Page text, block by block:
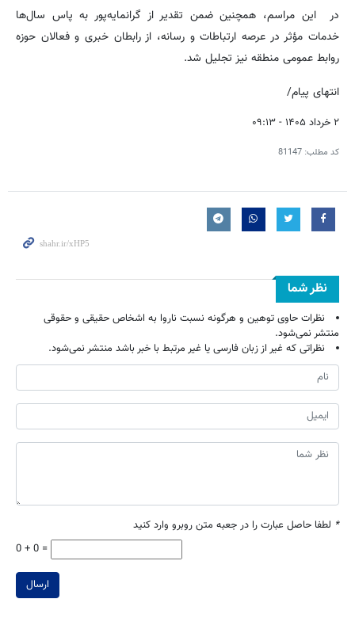
در این مراسم، همچنین ضمن تقدیر از گرانمایه‌پور به پاس سال‌ها
خدمات مؤثر در عرصه ارتباطات و رسانه، از رابطان خبری و فعالان حوزه
روابط عمومی منطقه نیز تجلیل شد.
انتهای پیام/
۲ خرداد ۱۴۰۵ - ۰۹:۱۳
کد مطلب: 81147
نظر شما
نظرات حاوی توهین و هرگونه نسبت ناروا به اشخاص حقیقی و حقوقی
منتشر نمی‌شود.
نظراتی که غیر از زبان فارسی یا غیر مرتبط با خبر باشد منتشر نمی‌شود.
* لطفا حاصل عبارت را در جعبه متن روبرو وارد کنید
0 + 0 =
ارسال